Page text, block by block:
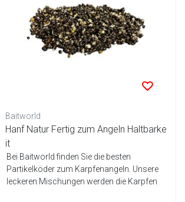
Baitworld
Hanf Natur Fertig zum Angeln Haltbarke
it
Bei Baitworld finden Sie die besten
Partikelköder zum Karpfenangeln. Unsere
leckeren Mischungen werden die Karpfen